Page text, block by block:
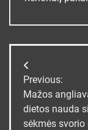
Navigacija
tarp
įrašų
Previous:
Mažos
dietos nauda
sėkmės